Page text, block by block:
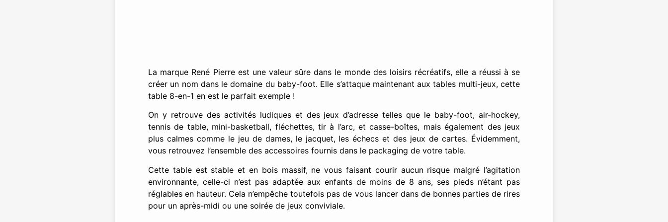
La marque René Pierre est une valeur sûre dans le monde des loisirs récréatifs, elle a réussi à se
créer un nom dans le domaine du baby-foot. Elle s’attaque maintenant aux tables multi-jeux, cette
table 8-en-1 en est le parfait exemple !
On y retrouve des activités ludiques et des jeux d’adresse telles que le baby-foot, air-hockey,
tennis de table, mini-basketball, fléchettes, tir à l’arc, et casse-boîtes, mais également des jeux
plus calmes comme le jeu de dames, le jacquet, les échecs et des jeux de cartes. Évidemment,
vous retrouvez l’ensemble des accessoires fournis dans le packaging de votre table.
Cette table est stable et en bois massif, ne vous faisant courir aucun risque malgré l’agitation
environnante, celle-ci n’est pas adaptée aux enfants de moins de 8 ans, ses pieds n’étant pas
réglables en hauteur. Cela n’empêche toutefois pas de vous lancer dans de bonnes parties de rires
pour un après-midi ou une soirée de jeux conviviale.